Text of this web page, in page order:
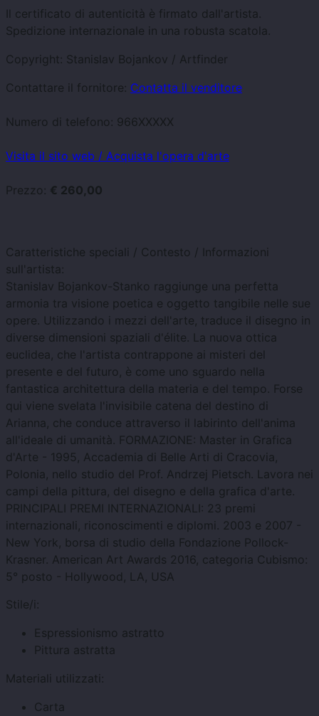
Il certificato di autenticità è firmato dall'artista.
Spedizione internazionale in una robusta scatola.
Copyright: Stanislav Bojankov / Artfinder
Contattare il fornitore: Contatta il venditore
Numero di telefono: 966XXXXX
Visita il sito web / Acquista l'opera d'arte
Prezzo: € 260,00
Caratteristiche speciali / Contesto / Informazioni
sull'artista:
Stanislav Bojankov-Stanko raggiunge una perfetta
armonia tra visione poetica e oggetto tangibile nelle sue
opere. Utilizzando i mezzi dell'arte, traduce il disegno in
diverse dimensioni spaziali d'élite. La nuova ottica
euclidea, che l'artista contrappone ai misteri del
presente e del futuro, è come uno sguardo nella
fantastica architettura della materia e del tempo. Forse
qui viene svelata l'invisibile catena del destino di
Arianna, che conduce attraverso il labirinto dell'anima
all'ideale di umanità. FORMAZIONE: Master in Grafica
d'Arte - 1995, Accademia di Belle Arti di Cracovia,
Polonia, nello studio del Prof. Andrzej Pietsch. Lavora nei
campi della pittura, del disegno e della grafica d'arte.
PRINCIPALI PREMI INTERNAZIONALI: 23 premi
internazionali, riconoscimenti e diplomi. 2003 e 2007 -
New York, borsa di studio della Fondazione Pollock-
Krasner. American Art Awards 2016, categoria Cubismo:
5° posto - Hollywood, LA, USA
Stile/i:
Espressionismo astratto
Pittura astratta
Materiali utilizzati:
Carta